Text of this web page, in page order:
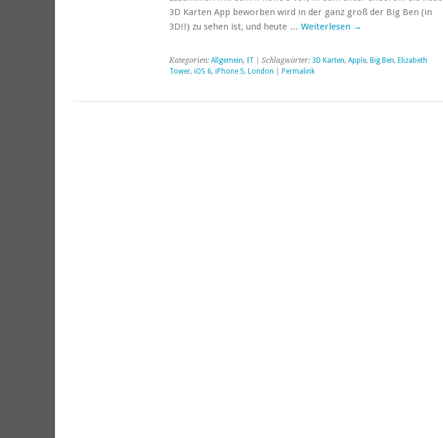
3D Karten App beworben wird in der ganz groß der Big Ben (in
3D!!) zu sehen ist, und heute … Weiterlesen →
Kategorien: Allgemein, IT | Schlagwörter: 3D Karten, Apple, Big Ben, Elizabeth
Tower, iOS 6, iPhone 5, London Permalink